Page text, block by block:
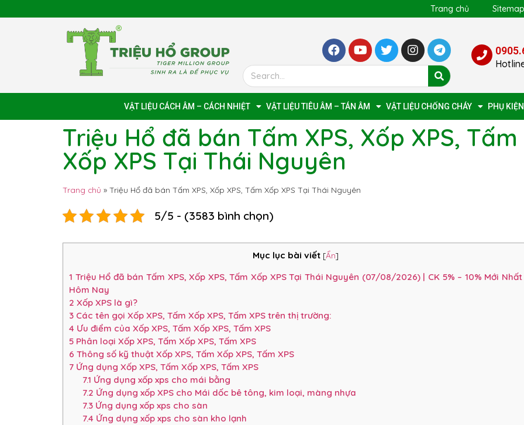
Trang chủ Sitemap
VẬT LIỆU CÁCH ÂM – CÁCH NHIỆT VẬT LIỆU TIÊU ÂM – TÁN ÂM VẬT LIỆU CHỐNG CHÁY PHỤ
Triệu Hổ đã bán Tấm XPS, Xốp XPS, Tấm
Xốp XPS Tại Thái Nguyên
Trang chủ » Triệu Hổ đã bán Tấm XPS, Xốp XPS, Tấm Xốp XPS Tại Thái Nguyên
5/5 - (3583 bình chọn)
Mục lục bài viết [Ẩn]
1 Triệu Hổ đã bán Tấm XPS, Xốp XPS, Tấm Xốp XPS Tại Thái Nguyên (07/08/2026) | CK 5% – 10% Mới Nhất
Hôm Nay
2 Xốp XPS là gì?
3 Các tên gọi Xốp XPS, Tấm Xốp XPS, Tấm XPS trên thị trường:
4 Ưu điểm của Xốp XPS, Tấm Xốp XPS, Tấm XPS
5 Phân loại Xốp XPS, Tấm Xốp XPS, Tấm XPS
6 Thông số kỹ thuật Xốp XPS, Tấm Xốp XPS, Tấm XPS
7 Ứng dụng Xốp XPS, Tấm Xốp XPS, Tấm XPS
7.1 Ứng dụng xốp xps cho mái bằng
7.2 Ứng dụng xốp XPS cho Mái dốc bê tông, kim loại, màng nhựa
7.3Ứng dụng xốp xps cho sàn
7.4 Ứng dụng xốp xps cho sàn kho lạnh